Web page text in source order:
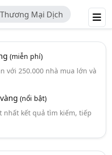
Mại Dịch
(miễn phí)
với 250.000 nhà mua lớn và
(nổi bật)
nhất kết quả tìm kiếm, tiếp